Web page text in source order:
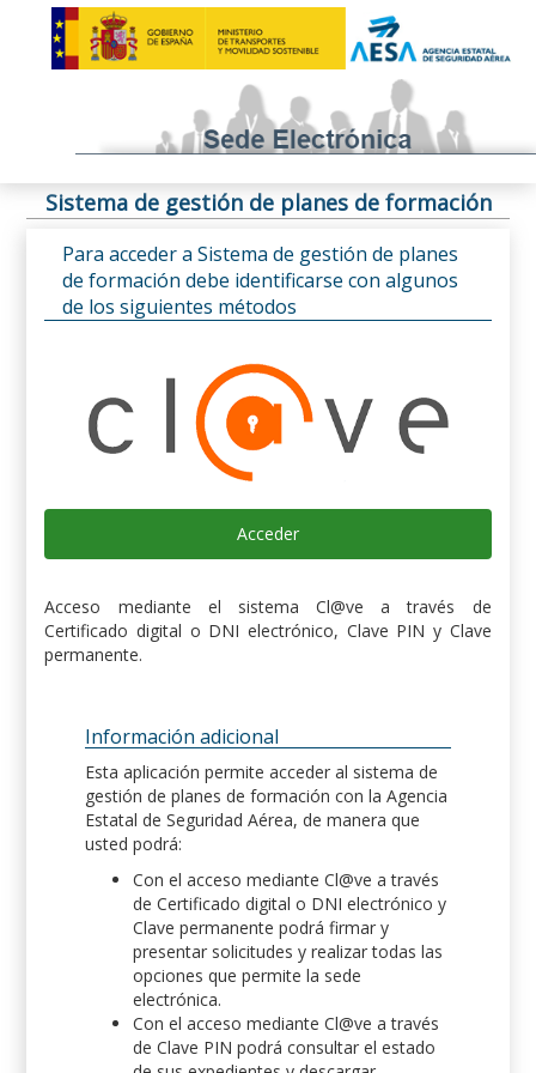
Sistema de gestión de planes de formación
Para acceder a Sistema de gestión de planes
de formación debe identificarse con algunos
de los siguientes métodos
Acceder
Acceso mediante el sistema Cl@ve a través de
Certificado digital o DNI electrónico, Clave PIN y Clave
permanente.
Información adicional
Esta aplicación permite acceder al sistema de
gestión de planes de formación con la Agencia
Estatal de Seguridad Aérea, de manera que
usted podrá:
Con el acceso mediante Cl@ve a través
de Certificado digital o DNI electrónico y
Clave permanente podrá firmar y
presentar solicitudes y realizar todas las
opciones que permite la sede
electrónica.
Con el acceso mediante Cl@ve a través
de Clave PIN podrá consultar el estado